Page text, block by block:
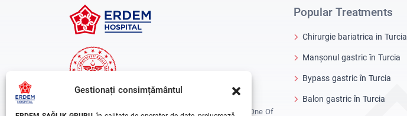
Gestionați consimțământul
Erdem Healthcare Group Established In 1988, And Is One Of
Popular Treatments
Chirurgie bariatrica in Turcia
Manșonul gastric în Turcia
Bypass gastric în Turcia
Balon gastric în Turcia